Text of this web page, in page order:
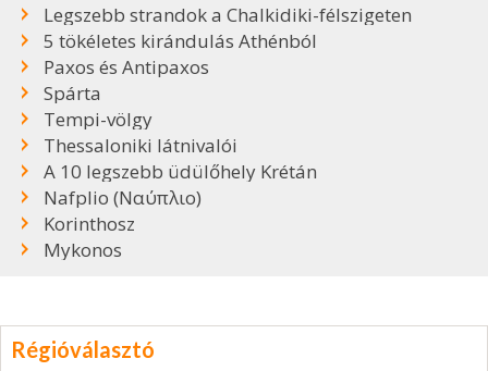
Legszebb strandok a Chalkidiki-félszigeten
5 tökéletes kirándulás Athénból
Paxos és Antipaxos
Spárta
Tempi-völgy
Thessaloniki látnivalói
A 10 legszebb üdülőhely Krétán
Nafplio (Ναύπλιο)
Korinthosz
Mykonos
Régióválasztó